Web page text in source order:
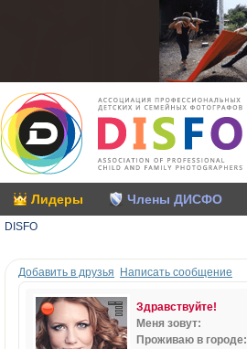
Лидеры Члены ДИСФО
DISFO
Добавить в друзья Написать сообщение
Здравствуйте!
Меня зовут:
Проживаю в городе: